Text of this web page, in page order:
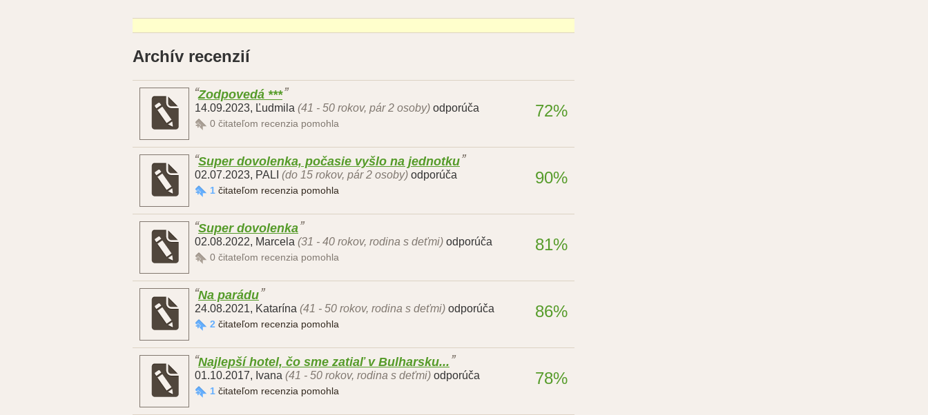
Archív recenzií
Zodpovedá ***
14.09.2023, Ľudmila (41 - 50 rokov, pár 2 osoby) odporúča
0 čitateľom recenzia pomohla
72%
Super dovolenka, počasie vyšlo na jednotku
02.07.2023, PALI (do 15 rokov, pár 2 osoby) odporúča
1 čitateľom recenzia pomohla
90%
Super dovolenka
02.08.2022, Marcela (31 - 40 rokov, rodina s deťmi) odporúča
0 čitateľom recenzia pomohla
81%
Na parádu
24.08.2021, Katarína (41 - 50 rokov, rodina s deťmi) odporúča
2 čitateľom recenzia pomohla
86%
Najlepší hotel, čo sme zatiaľ v Bulharsku...
01.10.2017, Ivana (41 - 50 rokov, rodina s deťmi) odporúča
1 čitateľom recenzia pomohla
78%